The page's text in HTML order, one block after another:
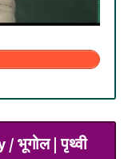
भूगोल | पृथ्वी